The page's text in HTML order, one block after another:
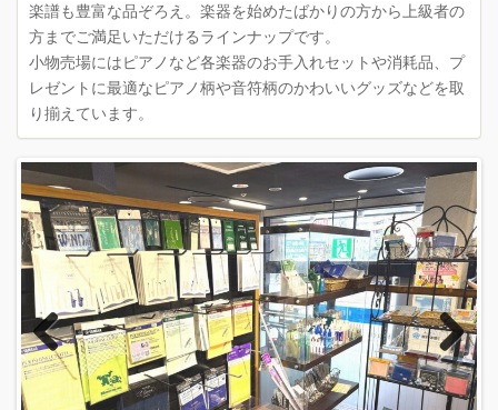
楽譜も豊富な品ぞろえ。楽器を始めたばかりの方から上級者の
方までご満足いただけるラインナップです。
小物売場にはピアノなど各楽器のお手入れセットや消耗品、プ
レゼントに最適なピアノ柄や音符柄のかわいいグッズなどを取
り揃えています。
Previous Next